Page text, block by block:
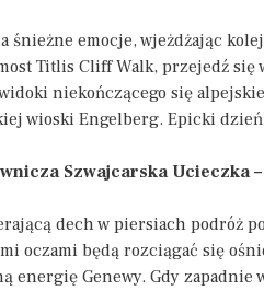
śnieżne emocje, wjeżdżając
Titlis Cliff Walk, przejedź się
niekończącego się
wioski Engelberg. Epicki
Szwajcarska Ucieczka
dech w piersiach podróż
oczami będą rozciągać się
energię Genewy. Gdy